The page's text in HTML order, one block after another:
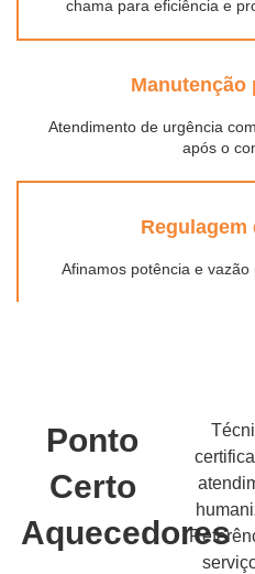
chama para eficiência e
Manutenção
Atendimento de urgência
após o
Regulagem
Afinamos potência e
Ponto
Certo
Aquecedores